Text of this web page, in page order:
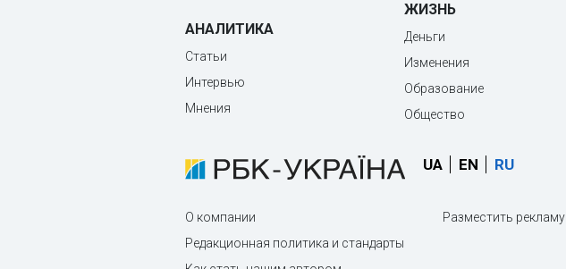
АНАЛИТИКА
Статьи
Интервью
Мнения
ЖИЗНЬ
Деньги
Изменения
Образование
Общество
UA EN RU
О компании
Редакционная политика и стандарты
Разместить рекламу